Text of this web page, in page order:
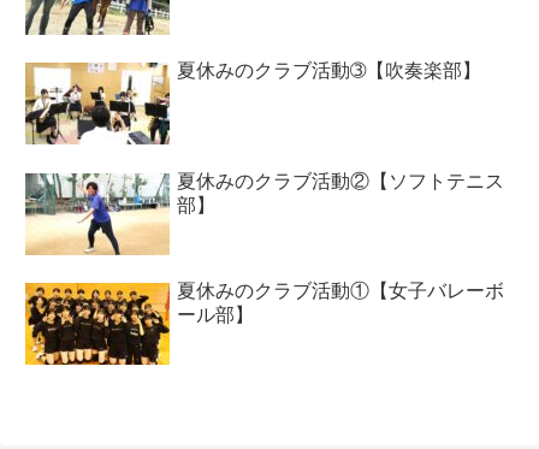
夏休みのクラブ活動➂【吹奏楽部】
夏休みのクラブ活動②【ソフトテニス
部】
夏休みのクラブ活動①【女子バレーボ
ール部】